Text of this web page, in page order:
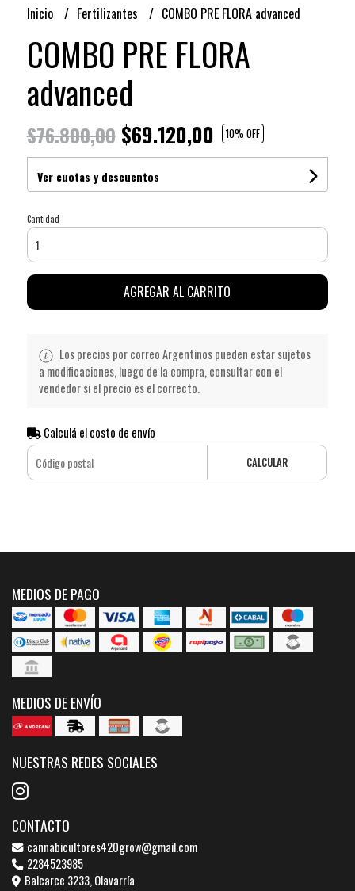
Inicio Fertilizantes COMBO PRE FLORA advanced
COMBO PRE FLORA
advanced
$76.800,00$69.120,00 10% OFF
Ver cuotas y descuentos
Cantidad
AGREGAR AL CARRITO
Los precios por correo Argentinos pueden estar sujetos
a modificaciones, luego de la compra, consultar con el
vendedor si el precio es el correcto.
Calculá el costo de envío
CALCULAR
MEDIOS DE PAGO
MEDIOS DE ENVÍO
NUESTRAS REDES SOCIALES
CONTACTO
cannabicultores420grow@gmail.com
2284523985
Balcarce 3233, Olavarría